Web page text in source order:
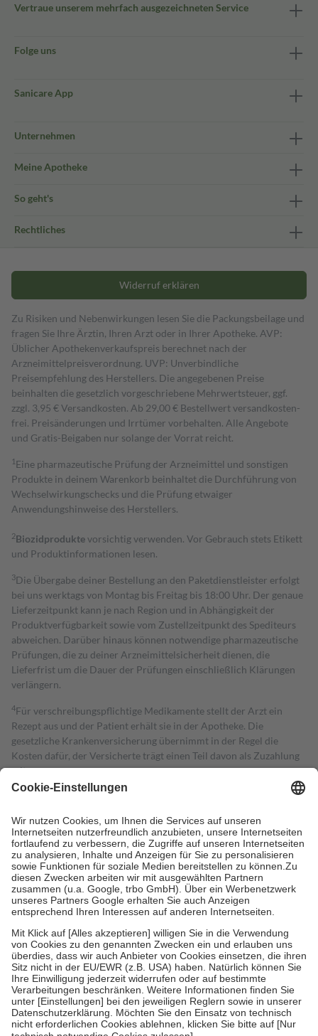
Vertraue unserem mehrfach ausgezeichneten Service
Folge uns
Sanicare App
Unternehmen
Meine Apotheke
So geht's
Rechtliches
Widerruf erklären
Zu Risiken und Nebenwirkungen lesen Sie die Packungsbeilage und
fragen Sie Ihre Ärztin, Ihren Arzt oder in Ihrer Apotheke. AVP:
Üblicher Apothekenverkaufspreis berechnet nach der
Arzneimittelpreisverordnung. UVP: Unverbindliche
Preisempfehlung des Herstellers. Die angegebenen Preise
beinhalten die gesetzlich vorgeschriebene Mehrwertsteuer, ggf.
zzgl. 3,95 € Versandkosten. Ab 29,00 € Bestell­wert versand­kosten­
frei. Preisänderungen und Irrtümer vorbehalten. Alle Angebote
und Gratis-Beigaben nur solange der Vorrat reicht.
1 Eine pharmazeutische Prüfung der Arzneimittel und sonstigen
Produkte in deinem Warenkorb beinhaltet die Durchführung von
Wechselwirkungschecks und die Prüfung etwaiger
Anwendungshinweise des Herstellers.
2Biozidproduktevorsichtig verwenden. Vor Gebrauch stets Etikett
und Produktinformationen lesen.
3Die Übergabe deiner Bestellung an den Paketdienstleister erfolgt
bei uns werktags von Montag bis Freitag bis 18:00 Uhr. Der genaue
Lieferzeitpunkt kann je nach Region und in Abhängigkeit der
Produktverfügbarkeit sowie vom Zustellzeitpunkt des Spediteurs
abweichen. Darüber hinaus können notwendige pharmazeutische
Prüfungen, die zu deiner Arzneimittelsicherheit dienen, die
Lieferfrist um die Dauer der Prüfungen einschließlich Klärungen
verlängern.
4Für verschreibungspflichtige Medikamente stellt der Arzt ein
Rezept aus und der Patient erhält sie in der Apotheke. Die
gesetzliche Krankenversicherung übernimmt in der Regel die
Kosten dafür, der Versicherte trägt einen Teil davon als Zuzahlung
mit.
Grundsätzlich leisten Mitglieder Zuzahlungen in Höhe von zehn
höchstens zehn Euro.
Es sind jedoch nie mehr als die tatsächlichen
Kosten der Leistung zu entrichten.
Diese Regeln gelten grundsätzlich auch für Online-Apotheken.
Bei Heilmitteln und häuslicher Krankenpflege beträgt die
Zuzahlung zehn Prozent der Kosten sowie zehn Euro je
Verordnung.
Um das Engagement der Versicherten für ihre eigene Gesundheit zu
stärken und die besondere Stellung der Familie zu unterstützen,
fallenkeine Zuzahlungenan bei:
• Kindern und Jugendlichen bis zum vollendeten 18. Lebensjahr
mit Ausnahme der Fahrkosten
• Untersuchungen zur Vorsorge und Früherkennung, die von der
GKV getragen werden
• empfohlenen Schutzimpfungen
• Harn- und Blutteststreifen